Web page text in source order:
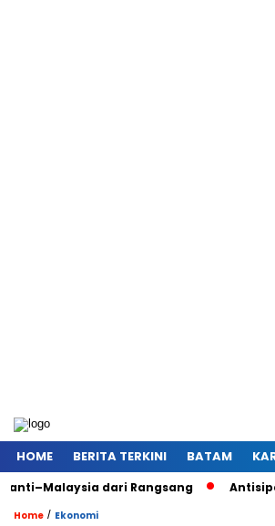
HOME BERITA TERKINI BATAM
dari Rangsang Antisipasi
Home / Ekonomi